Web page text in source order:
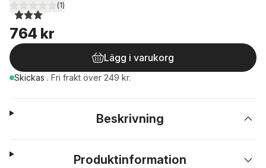
3,0utav 5 stjärnor. Totalt antal röster:
(1)
764 kr
Lägg i varukorg
Skickas . Fri frakt över 249 kr.
Beskrivning
Produktinformation